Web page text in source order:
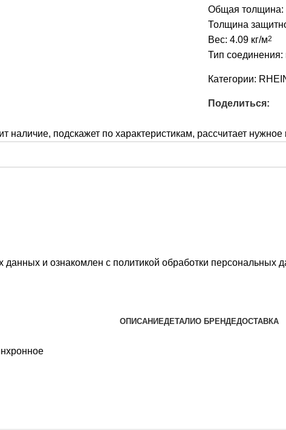
Общая толщина:
Толщина
Вес: 4.09 кг/м2
Тип соединения:
Категории:
Поделиться:
подскажет по характеристикам, рассчитает нужное
данных и ознакомлен с политикой обработки персональных
ОПИСАНИЕДЕТАЛИО БРЕНДЕДОСТАВКА